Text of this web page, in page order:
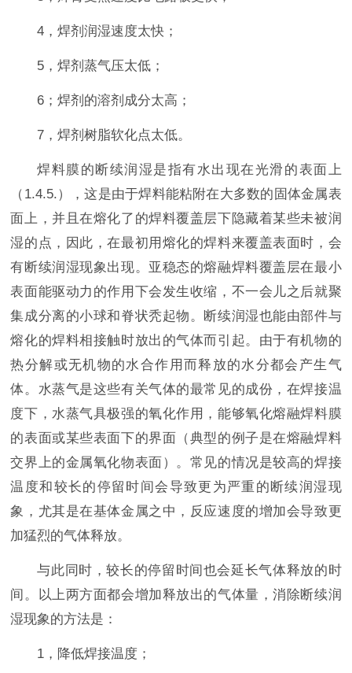
4，焊剂润湿速度太快；
5，焊剂蒸气压太低；
6；焊剂的溶剂成分太高；
7，焊剂树脂软化点太低。
焊料膜的断续润湿是指有水出现在光滑的表面上
（1.4.5.），这是由于焊料能粘附在大多数的固体金属表
面上，并且在熔化了的焊料覆盖层下隐藏着某些未被润
湿的点，因此，在最初用熔化的焊料来覆盖表面时，会
有断续润湿现象出现。亚稳态的熔融焊料覆盖层在最小
表面能驱动力的作用下会发生收缩，不一会儿之后就聚
集成分离的小球和脊状秃起物。断续润湿也能由部件与
熔化的焊料相接触时放出的气体而引起。由于有机物的
热分解或无机物的水合作用而释放的水分都会产生气
体。水蒸气是这些有关气体的最常见的成份，在焊接温
度下，水蒸气具极强的氧化作用，能够氧化熔融焊料膜
的表面或某些表面下的界面（典型的例子是在熔融焊料
交界上的金属氧化物表面）。常见的情况是较高的焊接
温度和较长的停留时间会导致更为严重的断续润湿现
象，尤其是在基体金属之中，反应速度的增加会导致更
加猛烈的气体释放。
与此同时，较长的停留时间也会延长气体释放的时
间。以上两方面都会增加释放出的气体量，消除断续润
湿现象的方法是：
1，降低焊接温度；